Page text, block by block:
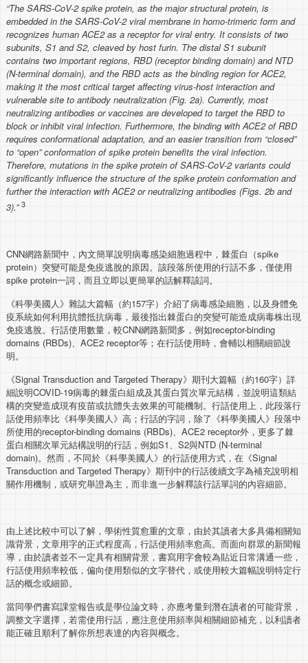
“The SARS-CoV-2 spike protein, as the major structural protein, is
embedded in the SARS-CoV-2 viral membrane in homo-trimeric form and
recognizes human ACE2 as a receptor for viral entry. It consists of two
subunits, S1 and S2, cleaved by host furin. The distal S1 subunit
contains two important regions, RBD (receptor binding domain) and NTD
(N-terminal domain), and the RBD acts as the binding region for ACE2,
making it the most critical target affecting virus-host interaction and
vulnerable site to antibody neutralization (Fig. 2a). Currently, most
neutralizing antibodies or vaccines are developed to target the RBD to
block or inhibit viral infection. Furthermore, the binding with ACE2 of RBD
requires conformational adaptation, and an easier transition from “closed”
to “open” conformation of spike protein benefits the viral infection.
Therefore, mutations in the spike protein of SARS-CoV-2 variants could
significantly influence the structure of the spike protein conformation and
further the interaction with ACE2 or neutralizing antibodies (Figs. 2b and
3).” 3
CNN網路新聞中，內文簡單說明病毒感染細胞過程中，棘蛋白（spike
protein）突變可能是免疫逃脫的原因。該段落所使用的行話不多，僅使用
spike protein一詞，而且立即以更簡單的話解釋該詞。
《科學美國人》雜誌大篇幅（約157字）介紹了病毒感染細胞，以及身體免
疫系統如何利用抗體抵抗病毒，最後指出棘蛋白的突變可能造成病毒株出現
免疫逃脫。行話使用數量，較CNN網路新聞多，例如receptor-binding
domains (RBDs)、ACE2 receptor等；在行話使用時，會輔以相關細節說
明。
《Signal Transduction and Targeted Therapy》期刊大篇幅（約160字）詳
細說明COVID-19病毒的棘蛋白組成及其蛋白質次單元結構，並說明這類結
構的突變造成現有疫苗或抗體失去效果的可能機制。行話使用上，此段落行
話使用頻率比《科學美國人》高；行話的字詞，除了《科學美國人》段落中
所使用的receptor-binding domains (RBDs)、ACE2 receptor外，更多了棘
蛋白相關次單元結構說明的行話，例如S1、S2與NTD (N-terminal
domain)。然而，不同於《科學美國人》的行話使用方式，在《Signal
Transduction and Targeted Therapy》期刊中的行話後續文字為補充說明相
關作用機制，或研究舉證為主，而非進一步解釋該行話單詞的內容細節。
由上述比較中可以了解，學術性質愈重的文章，由於其讀者大多具備相關知
識背景，文章用字的正式程度高，行話使用頻率愈高。而面向群眾的新聞報
導，由於讀者並不一定具有相關背景，書寫用字會較為貼近日常溝通一些，
行話使用頻率較低，偏向使用類似的文字替代，或使用較大篇幅說明特定行
話的概念或細節。
當同學們書寫課堂報告或是學位論文時，亦應考量到潛在讀者的可能背景，
調整文字選擇，若需使用行話，應注意使用頻率與相關細節補充，以利讀者
能正確且順利了解你所想表達的內容與概念。